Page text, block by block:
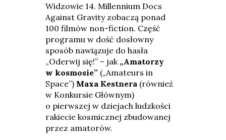
Widzowie 14. Millennium Docs
Against Gravity zobaczą ponad
100 filmów non-fiction. Część
programu w dość dosłowny
sposób nawiązuje do hasła
„Oderwij się!” – jak „Amatorzy
w kosmosie” („Amateurs in
Space”) Maxa Kestnera (również
w Konkursie Głównym)
o pierwszej w dziejach ludzkości
rakiecie kosmicznej zbudowanej
przez amatorów.